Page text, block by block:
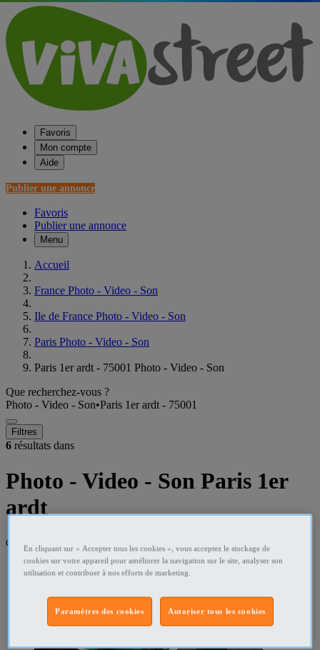
Favoris
Mon compte
Aide
Publier une annonce
Favoris
Publier une annonce
Menu
Accueil
France Photo - Video - Son
Ile de France Photo - Video - Son
Paris Photo - Video - Son
Paris 1er ardt - 75001 Photo - Video - Son
Que recherchez-vous ?
Photo - Video - Son•Paris 1er ardt - 75001
Filtres
6 résultats dans
Photo - Video - Son Paris 1er
ardt
dans un rayon de
En cliquant sur « Accepter tous les cookies », vous acceptez le stockage de
cookies sur votre appareil pour améliorer la navigation sur le site, analyser son
utilisation et contribuer à nos efforts de marketing.
Autoriser tous les cookies
Paramètres des cookies